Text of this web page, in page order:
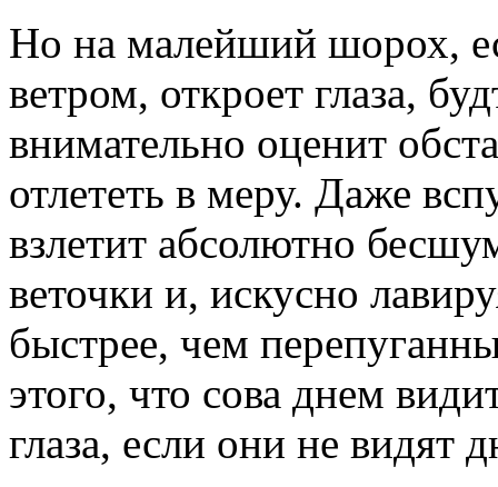
Но на малейший шорох,
ветром, откроет глаза,
внимательно оценит
отлететь в меру. Даже
взлетит абсолютно
веточки и, искусно
быстрее, чем
этого, что сова днем
глаза, если они не видят